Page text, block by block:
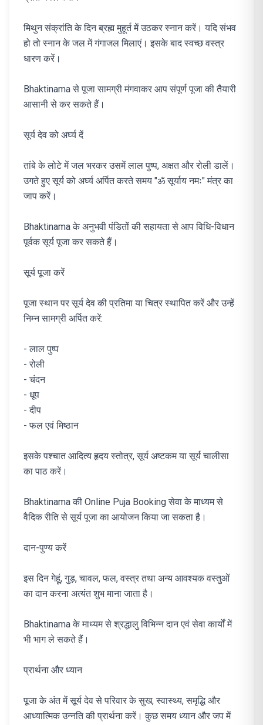
मिथुन संक्रांति के दिन ब्रह्म मुहूर्त में उठकर स्नान करें। यदि संभव
हो तो स्नान के जल में गंगाजल मिलाएं। इसके बाद स्वच्छ वस्त्र
धारण करें।
Bhaktinama से पूजा सामग्री मंगवाकर आप संपूर्ण पूजा की तैयारी
आसानी से कर सकते हैं।
सूर्य देव को अर्घ्य दें
तांबे के लोटे में जल भरकर उसमें लाल पुष्प, अक्षत और रोली डालें।
उगते हुए सूर्य को अर्घ्य अर्पित करते समय "ॐ सूर्याय नमः" मंत्र का
जाप करें।
Bhaktinama के अनुभवी पंडितों की सहायता से आप विधि-विधान
पूर्वक सूर्य पूजा कर सकते हैं।
सूर्य पूजा करें
पूजा स्थान पर सूर्य देव की प्रतिमा या चित्र स्थापित करें और उन्हें
निम्न सामग्री अर्पित करें:
- लाल पुष्प
- रोली
- चंदन
- धूप
- दीप
- फल एवं मिष्ठान
इसके पश्चात आदित्य हृदय स्तोत्र, सूर्य अष्टकम या सूर्य चालीसा
का पाठ करें।
Bhaktinama की Online Puja Booking सेवा के माध्यम से
वैदिक रीति से सूर्य पूजा का आयोजन किया जा सकता है।
दान-पुण्य करें
इस दिन गेहूं, गुड़, चावल, फल, वस्त्र तथा अन्य आवश्यक वस्तुओं
का दान करना अत्यंत शुभ माना जाता है।
Bhaktinama के माध्यम से श्रद्धालु विभिन्न दान एवं सेवा कार्यों में
भी भाग ले सकते हैं।
प्रार्थना और ध्यान
पूजा के अंत में सूर्य देव से परिवार के सुख, स्वास्थ्य, समृद्धि और
आध्यात्मिक उन्नति की प्रार्थना करें। कुछ समय ध्यान और जप में